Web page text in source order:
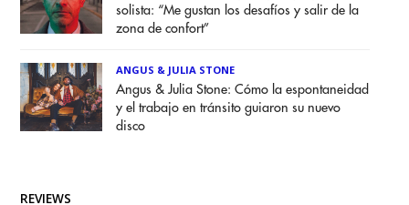
solista: “Me gustan los desafíos y salir de la
zona de confort”
ANGUS & JULIA STONE
Angus & Julia Stone: Cómo la espontaneidad
y el trabajo en tránsito guiaron su nuevo
disco
REVIEWS